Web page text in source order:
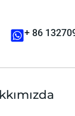
+ 86